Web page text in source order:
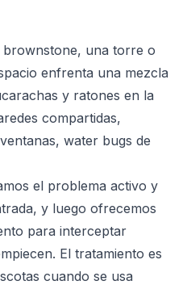
una torre o
enfrenta una mezcla
y ratones en la
compartidas,
water bugs de
el problema activo y
y luego ofrecemos
para interceptar
El tratamiento es
cuando se usa